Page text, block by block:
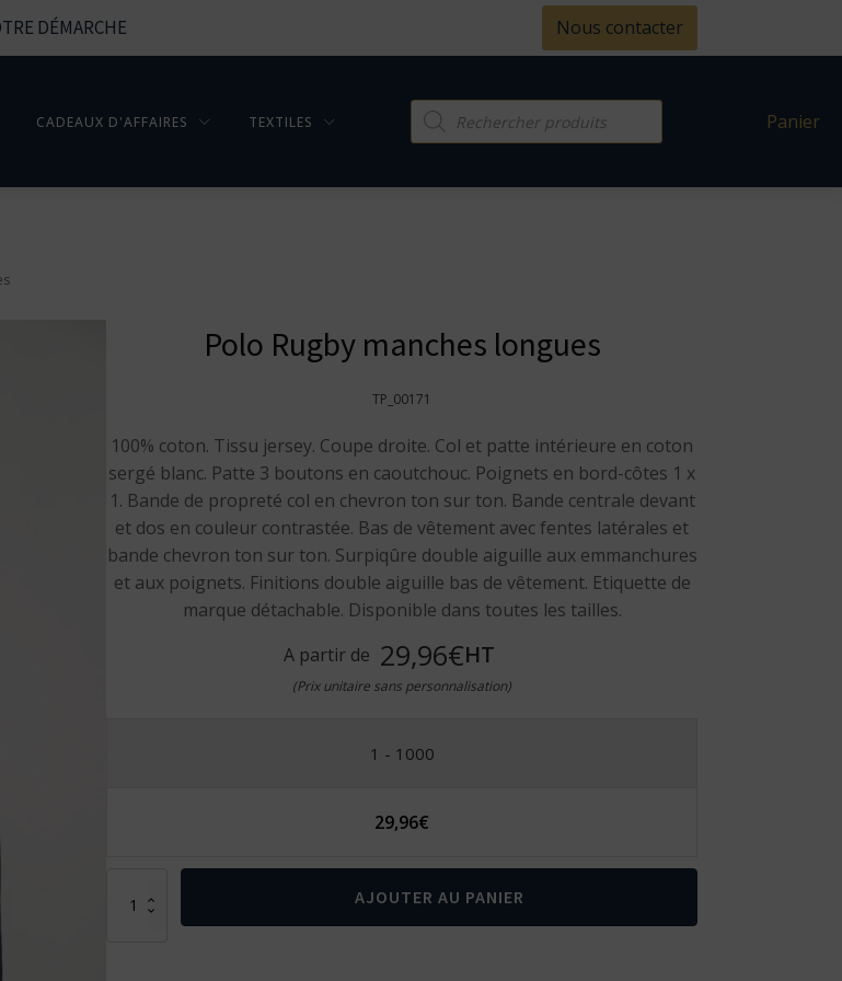
DÉMARCHE Nous contacter
CADEAUX D'AFFAIRES TEXTILES
Recherche
Panier
Polo Rugby manches longues
TP_00171
100% coton. Tissu jersey. Coupe droite. Col et patte intérieure en coton
sergé blanc. Patte 3 boutons en caoutchouc. Poignets en bord-côtes 1 x
1. Bande de propreté col en chevron ton sur ton. Bande centrale devant
et dos en couleur contrastée. Bas de vêtement avec fentes latérales et
bande chevron ton sur ton. Surpiqûre double aiguille aux emmanchures
et aux poignets. Finitions double aiguille bas de vêtement. Etiquette de
marque détachable. Disponible dans toutes les tailles.
A partir de 29,96€HT
(Prix unitaire sans personnalisation)
1 - 1000
29,96€
AJOUTER AU PANIER